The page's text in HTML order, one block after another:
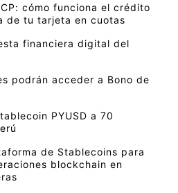
cómo funciona el crédito
de tu tarjeta en cuotas
financiera digital del
podrán acceder a Bono de
PYUSD a 70
de Stablecoins para
blockchain en